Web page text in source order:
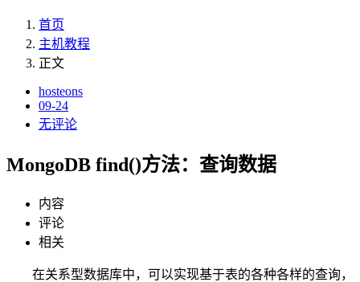
首页
主机教程
正文
hosteons
09-24
无评论
MongoDB find()方法：查询数据
内容
评论
相关
在关系型数据库中，可以实现基于表的各种各样的查询，